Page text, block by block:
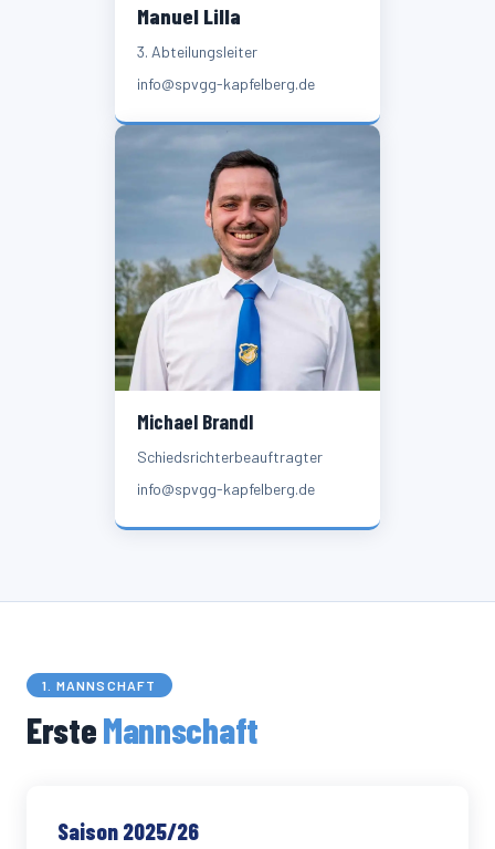
Manuel Lilla
3. Abteilungsleiter
info@spvgg-kapfelberg.de
Michael Brandl
Schiedsrichterbeauftragter
info@spvgg-kapfelberg.de
1. MANNSCHAFT
ErsteMannschaft
Saison 2025/26